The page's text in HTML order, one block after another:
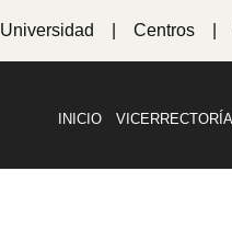
Universidad Centros
INICIO VICERRECTORÍA